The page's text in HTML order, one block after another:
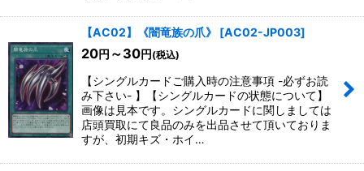
【AC02】《闇竜族の爪》 [AC02-JP003]
20円 ～30円 (税込)
【シングルカードご購入時の注意事項 -必ずお読
み下さい- 】【シングルカードの状態について】
画像は見本です。シングルカードに関しましては
店頭買取にて良品のみを出品させて頂いておりま
すが、初期キズ・ホイ…